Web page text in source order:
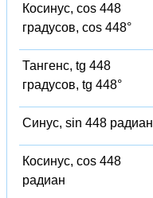
Косинус, cos 448
градусов, cos 448°
Тангенс, tg 448
градусов, tg 448°
Синус, sin 448 радиан
Косинус, cos 448
радиан